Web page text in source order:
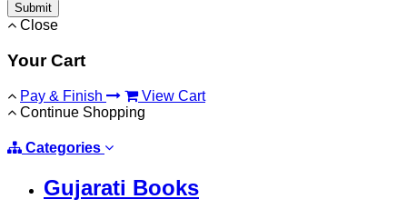
Submit
Close
Your Cart
Pay & Finish
View Cart
Continue Shopping
Categories
Gujarati Books